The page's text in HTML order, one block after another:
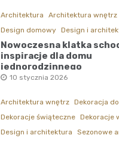
Architektura
Architektura wnętrz
Design domowy Design i
Nowoczesna klatka
inspiracje dla domu
jednorodzinnego
10 stycznia 2026
Architektura wnętrz Dekoracja
Dekoracje świąteczne Dekoracje
Design i architektura
Sezonowe